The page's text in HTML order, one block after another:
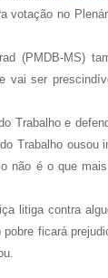
votação no
(PMDB-MS)
vai ser
Trabalho e
Trabalho ousou
não é o que
litiga contra
ficará